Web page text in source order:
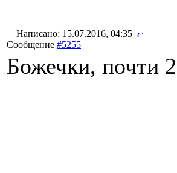
Написано: 15.07.2016, 04:35
Сообщение #5255
Божечки, почти